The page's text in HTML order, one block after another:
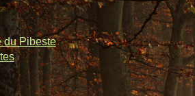
du Pibeste